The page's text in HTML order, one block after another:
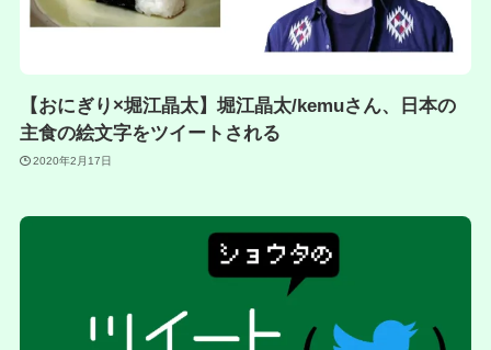
【おにぎり×堀江晶太】堀江晶太/kemuさん、日本の
主食の絵文字をツイートされる
2020年2月17日